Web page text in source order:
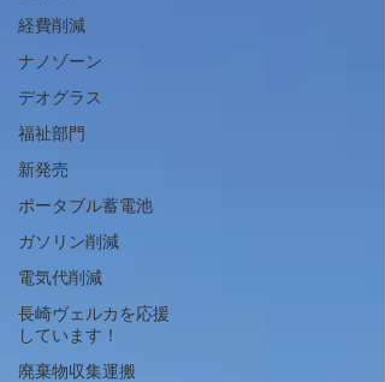
経費削減
ナノゾーン
デオグラス
福祉部門
新発売
ポータブル蓄電池
ガソリン削減
電気代削減
長崎ヴェルカを応援
しています！
廃棄物収集運搬